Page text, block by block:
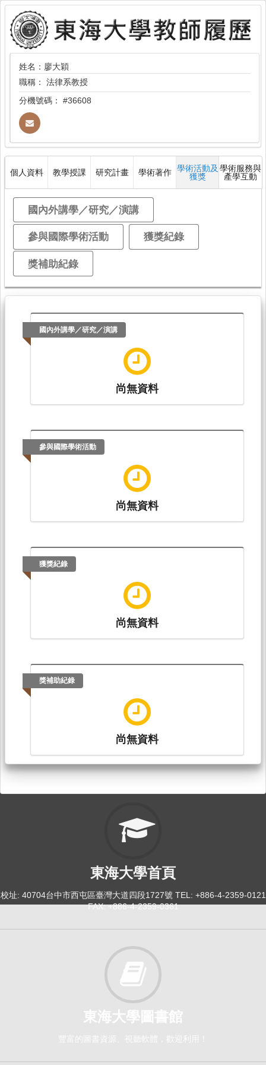
姓名：廖大穎
職稱： 法律系教授
分機號碼： #36608
個人資料 教學授課 研究計畫 學術著作 學術活動及
獲獎
學術服務與
產學互動
國內外講學／研究／演講
參與國際學術活動 獲獎紀錄
獎補助紀錄
國內外講學／研究／演講
尚無資料
參與國際學術活動
尚無資料
獲獎紀錄
尚無資料
獎補助紀錄
尚無資料
東海大學首頁
校址: 40704台中市西屯區臺灣大道四段1727號 TEL: +886-4-2359-0121
FAX: +886-4-2359-0361
東海大學圖書館
豐富的圖書資源、視聽軟體，歡迎利用！